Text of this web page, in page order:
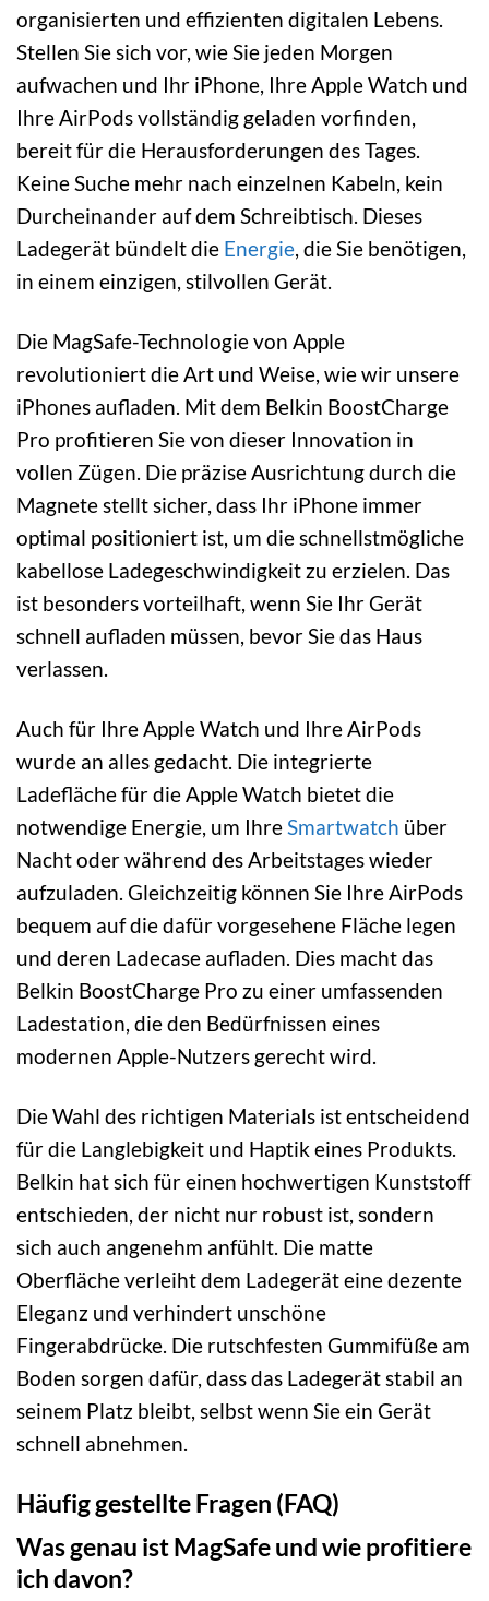
organisierten und effizienten digitalen Lebens.
Stellen Sie sich vor, wie Sie jeden Morgen
aufwachen und Ihr iPhone, Ihre Apple Watch und
Ihre AirPods vollständig geladen vorfinden,
bereit für die Herausforderungen des Tages.
Keine Suche mehr nach einzelnen Kabeln, kein
Durcheinander auf dem Schreibtisch. Dieses
Ladegerät bündelt die Energie, die Sie benötigen,
in einem einzigen, stilvollen Gerät.
Die MagSafe-Technologie von Apple
revolutioniert die Art und Weise, wie wir unsere
iPhones aufladen. Mit dem Belkin BoostCharge
Pro profitieren Sie von dieser Innovation in
vollen Zügen. Die präzise Ausrichtung durch die
Magnete stellt sicher, dass Ihr iPhone immer
optimal positioniert ist, um die schnellstmögliche
kabellose Ladegeschwindigkeit zu erzielen. Das
ist besonders vorteilhaft, wenn Sie Ihr Gerät
schnell aufladen müssen, bevor Sie das Haus
verlassen.
Auch für Ihre Apple Watch und Ihre AirPods
wurde an alles gedacht. Die integrierte
Ladefläche für die Apple Watch bietet die
notwendige Energie, um IhreSmartwatch über
Nacht oder während des Arbeitstages wieder
aufzuladen. Gleichzeitig können Sie Ihre AirPods
bequem auf die dafür vorgesehene Fläche legen
und deren Ladecase aufladen. Dies macht das
Belkin BoostCharge Pro zu einer umfassenden
Ladestation, die den Bedürfnissen eines
modernen Apple-Nutzers gerecht wird.
Die Wahl des richtigen Materials ist entscheidend
für die Langlebigkeit und Haptik eines Produkts.
Belkin hat sich für einen hochwertigen Kunststoff
entschieden, der nicht nur robust ist, sondern
sich auch angenehm anfühlt. Die matte
Oberfläche verleiht dem Ladegerät eine dezente
Eleganz und verhindert unschöne
Fingerabdrücke. Die rutschfesten Gummifüße am
Boden sorgen dafür, dass das Ladegerät stabil an
seinem Platz bleibt, selbst wenn Sie ein Gerät
schnell abnehmen.
Häufig gestellte Fragen (FAQ)
Was genau ist MagSafe und wie profitiere
ich davon?